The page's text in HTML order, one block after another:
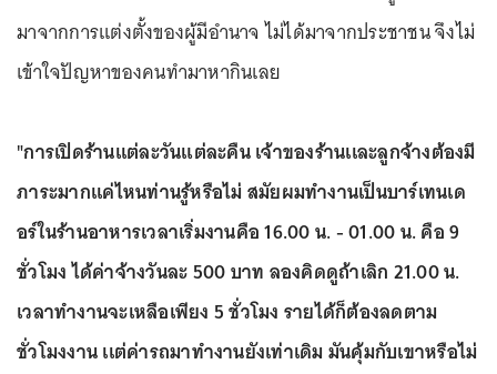
มาจากการแต่งตั้งของผู้มีอำนาจ ไม่ได้มาจากประชาชน จึงไม่
เข้าใจปัญหาของคนทำมาหากินเลย
"การเปิดร้านเเต่ละวันแต่ละคืน เจ้าของร้านเเละลูกจ้างต้องมี
ภาระมากเเค่ไหนท่านรู้หรือไม่ สมัยผมทำงานเป็นบาร์เทนเด
อร์ในร้านอาหารเวลาเริ่มงานคือ 16.00 น. - 01.00 น. คือ 9
ชั่วโมง ได้ค่าจ้างวันละ 500 บาท ลองคิดดูถ้าเลิก 21.00 น.
เวลาทำงานจะเหลือเพียง 5 ชั่วโมง รายได้ก็ต้องลดตาม
ชั่วโมงงาน เเต่ค่ารถมาทำงานยังเท่าเดิม มันคุ้มกับเขาหรือไม่